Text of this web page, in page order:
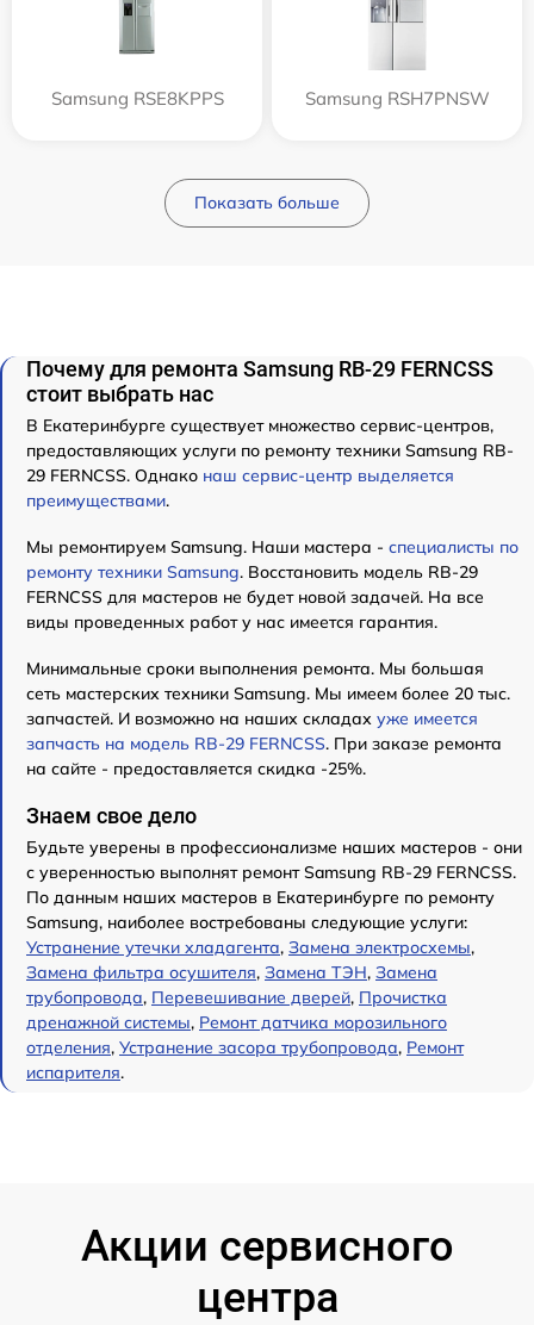
Samsung RSE8KPPS Samsung RSH7PNSW
Показать больше
Почему для ремонта Samsung RB-29 FERNCSS
стоит выбрать нас
В Екатеринбурге существует множество сервис-центров,
предоставляющих услуги по ремонту техники Samsung RB-
29 FERNCSS. Однако наш сервис-центр выделяется
преимуществами.
Мы ремонтируем Samsung. Наши мастера - специалисты по
ремонту техники Samsung. Восстановить модель RB-29
FERNCSS для мастеров не будет новой задачей. На все
виды проведенных работ у нас имеется гарантия.
Минимальные сроки выполнения ремонта. Мы большая
сеть мастерских техники Samsung. Мы имеем более 20 тыс.
запчастей. И возможно на наших складах уже имеется
запчасть на модель RB-29 FERNCSS. При заказе ремонта
на сайте - предоставляется скидка -25%.
Знаем свое дело
Будьте уверены в профессионализме наших мастеров - они
с уверенностью выполнят ремонт Samsung RB-29 FERNCSS.
По данным наших мастеров в Екатеринбурге по ремонту
Samsung, наиболее востребованы следующие услуги:
Устранение утечки хладагента, Замена электросхемы,
Замена фильтра осушителя, Замена ТЭН, Замена
трубопровода, Перевешивание дверей, Прочистка
дренажной системы, Ремонт датчика морозильного
отделения, Устранение засора трубопровода, Ремонт
испарителя.
Акции сервисного
центра